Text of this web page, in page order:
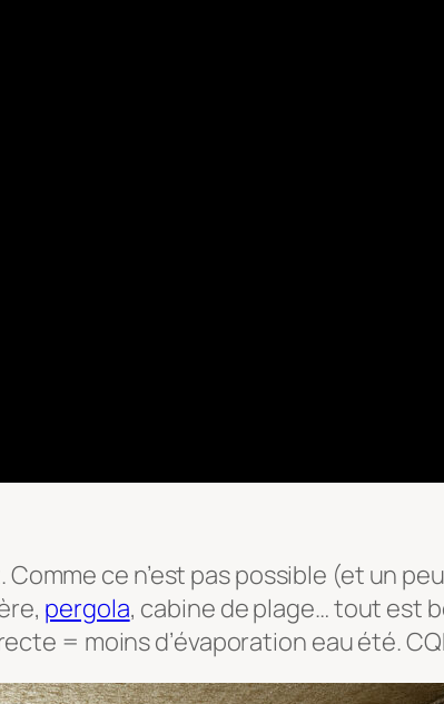
ce n’est pas possible (et un
pergola, cabine de plage… tout est
= moins d’évaporation eau été.